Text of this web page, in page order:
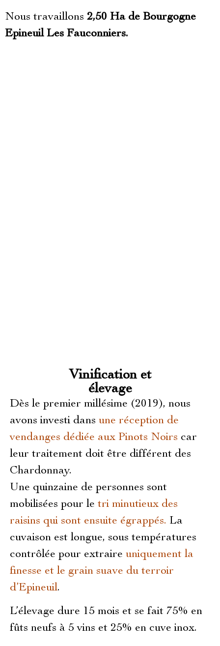
Nous travaillons 2,50 Ha de Bourgogne
Epineuil Les Fauconniers.
Vinification et
élevage
Dès le premier millésime (2019), nous
avons investi dans une réception de
vendanges dédiée aux Pinots Noirs car
leur traitement doit être différent des
Chardonnay.
Une quinzaine de personnes sont
mobilisées pour le tri minutieux des
raisins qui sont ensuite égrappés. La
cuvaison est longue, sous températures
contrôlée pour extraire uniquement la
finesse et le grain suave du terroir
d’Epineuil.
L’élevage dure 15 mois et se fait 75% en
fûts neufs à 5 vins et 25% en cuve inox.